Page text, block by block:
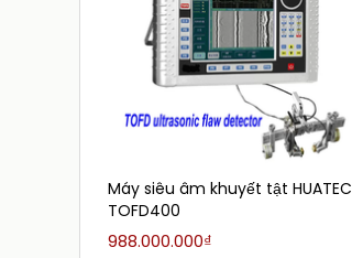
Máy siêu âm khuyết tật HUATEC
TOFD400
988.000.000₫